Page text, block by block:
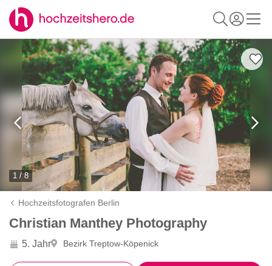
1 / 8
Hochzeitsfotografen Berlin
Christian Manthey Photography
5. Jahr Bezirk Treptow-Köpenick